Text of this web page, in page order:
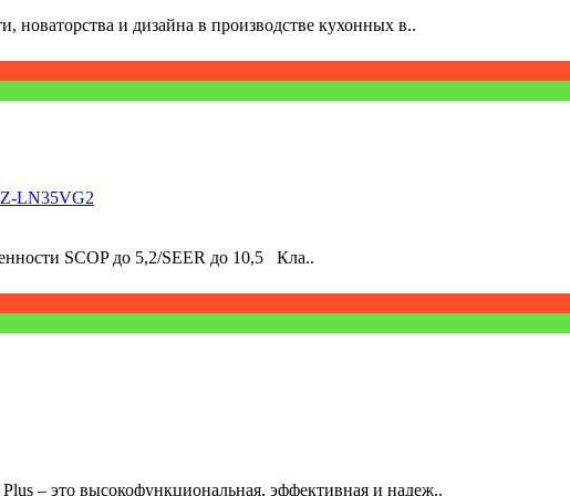
новаторства и дизайна в производстве кухонных в..
LN35VG2
SCOP до 5,2/SEER до 10,5 Кла..
– это высокофункциональная, эффективная и надеж..